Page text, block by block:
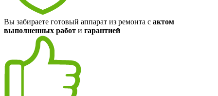
Вы забираете готовый аппарат из ремонта с актом
выполненных работ и гарантией